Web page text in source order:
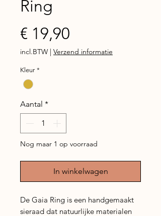
Ring
€ 19,90
incl.BTW | Verzend informatie
Kleur *
Aantal *
Nog maar 1 op voorraad
In winkelwagen
De Gaia Ring is een handgemaakt
sieraad dat natuurlijke materialen